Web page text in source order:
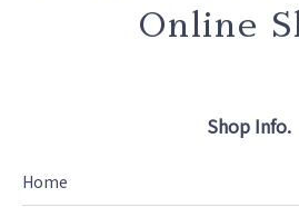
Online
Shop Info.
Home